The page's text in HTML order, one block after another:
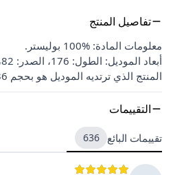
تفاصيل المنتج
معلومات المادة: %100 بوليستر.
أبعاد الموديل: الطول: 176، الصدر: 82، الخصر: 59، الورك: 88.
المنتج الذي ترتديه الموديل هو بحجم 36/ S.
التقييمات
تقييمات البائع 636